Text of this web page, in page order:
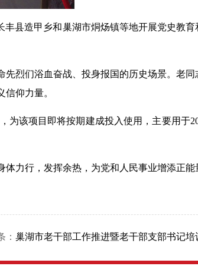
丰县造甲乡和巢湖市烔炀镇等地开展党史教育
烈们浴血奋战、投身报国的历史场景。老同
仰力量。
为该项目即将按期建成投入使用，主要用于
力行，发挥余热，为党和人民事业增添正能
： 巢湖市老干部工作推进暨老干部支部书记